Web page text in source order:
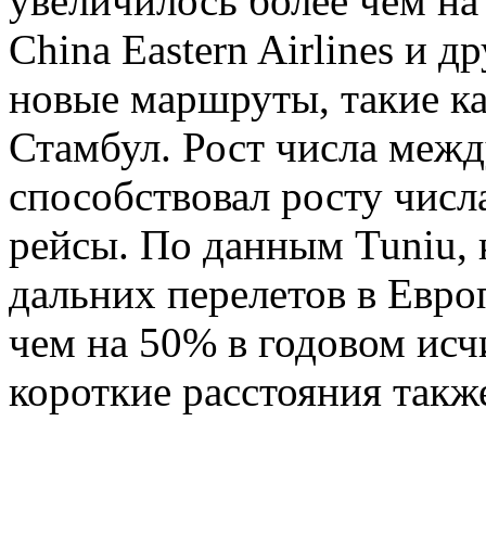
China Eastern Airlines и
новые маршруты, такие
Стамбул. Рост числа
способствовал росту
рейсы. По данным Tuniu,
дальних перелетов в
чем на 50% в годовом
короткие расстояния